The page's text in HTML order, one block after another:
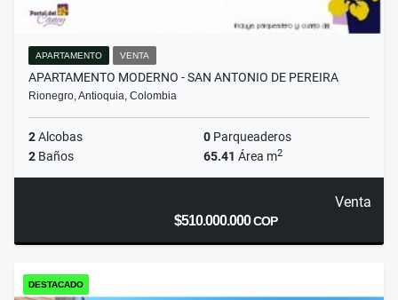
APARTAMENTO VENTA
APARTAMENTO MODERNO - SAN ANTONIO DE PEREIRA
Rionegro, Antioquia, Colombia
2Alcobas 0 Parqueaderos
2 Baños 65.41 Área m2
Venta
$510.000.000COP
DESTACADO